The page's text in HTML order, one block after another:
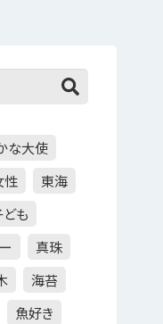
な大使
性
東海
も
真珠
海苔
魚好き